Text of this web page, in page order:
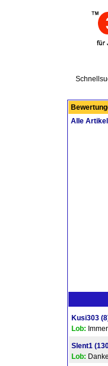
Alle
Kusi303
Lob:
Slent1
Lob: